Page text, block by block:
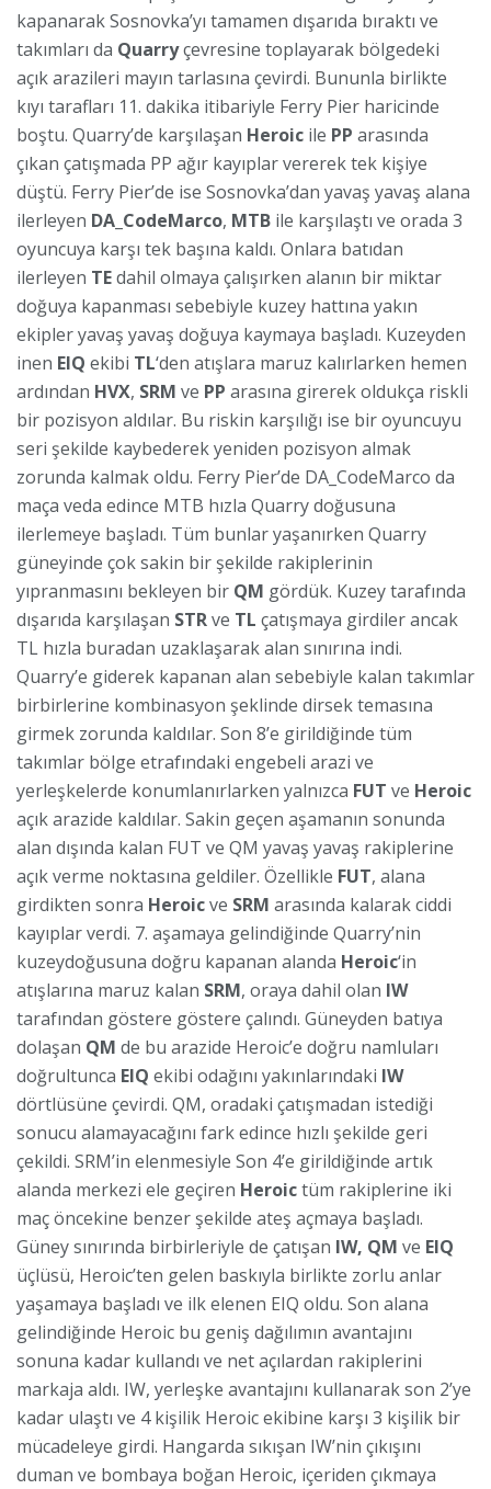
kapanarak Sosnovka’yı tamamen dışarıda bıraktı ve
takımları da Quarryçevresine toplayarak bölgedeki
açık arazileri mayın tarlasına çevirdi. Bununla birlikte
kıyı tarafları 11. dakika itibariyle Ferry Pier haricinde
boştu. Quarry’de karşılaşan Heroic ile PP arasında
çıkan çatışmada PP ağır kayıplar vererek tek kişiye
düştü. Ferry Pier’de ise Sosnovka’dan yavaş yavaş alana
ilerleyen DA_CodeMarco, MTB ile karşılaştı ve orada 3
oyuncuya karşı tek başına kaldı. Onlara batıdan
ilerleyen TEdahil olmaya çalışırken alanın bir miktar
doğuya kapanması sebebiyle kuzey hattına yakın
ekipler yavaş yavaş doğuya kaymaya başladı. Kuzeyden
inen EIQ ekibi TL‘den atışlara maruz kalırlarken hemen
ardından HVX, SRM ve PP arasına girerek oldukça riskli
bir pozisyon aldılar. Bu riskin karşılığı ise bir oyuncuyu
seri şekilde kaybederek yeniden pozisyon almak
zorunda kalmak oldu. Ferry Pier’de DA_CodeMarco da
maça veda edince MTB hızla Quarry doğusuna
ilerlemeye başladı. Tüm bunlar yaşanırken Quarry
güneyinde çok sakin bir şekilde rakiplerinin
yıpranmasını bekleyen bir QM gördük. Kuzey tarafında
dışarıda karşılaşan STRve TL çatışmaya girdiler ancak
TL hızla buradan uzaklaşarak alan sınırına indi.
Quarry’e giderek kapanan alan sebebiyle kalan takımlar
birbirlerine kombinasyon şeklinde dirsek temasına
girmek zorunda kaldılar. Son 8’e girildiğinde tüm
takımlar bölge etrafındaki engebeli arazi ve
yerleşkelerde konumlanırlarken yalnızca FUT ve Heroic
açık arazide kaldılar. Sakin geçen aşamanın sonunda
alan dışında kalan FUT ve QM yavaş yavaş rakiplerine
açık verme noktasına geldiler. Özellikle FUT, alana
girdikten sonra Heroicve SRM arasında kalarak ciddi
kayıplar verdi. 7. aşamaya gelindiğinde Quarry’nin
kuzeydoğusuna doğru kapanan alanda Heroic‘in
atışlarına maruz kalan SRM, oraya dahil olan IW
tarafından göstere göstere çalındı. Güneyden batıya
dolaşan QM de bu arazide Heroic’e doğru namluları
doğrultunca EIQ ekibi odağını yakınlarındaki IW
dörtlüsüne çevirdi. QM, oradaki çatışmadan istediği
sonucu alamayacağını fark edince hızlı şekilde geri
çekildi. SRM’in elenmesiyle Son 4’e girildiğinde artık
alanda merkezi ele geçiren Heroictüm rakiplerine iki
maç öncekine benzer şekilde ateş açmaya başladı.
Güney sınırında birbirleriyle de çatışan IW, QM ve EIQ
üçlüsü, Heroic’ten gelen baskıyla birlikte zorlu anlar
yaşamaya başladı ve ilk elenen EIQ oldu. Son alana
gelindiğinde Heroic bu geniş dağılımın avantajını
sonuna kadar kullandı ve net açılardan rakiplerini
markaja aldı. IW, yerleşke avantajını kullanarak son 2’ye
kadar ulaştı ve 4 kişilik Heroic ekibine karşı 3 kişilik bir
mücadeleye girdi. Hangarda sıkışan IW’nin çıkışını
duman ve bombaya boğan Heroic, içeriden çıkmaya